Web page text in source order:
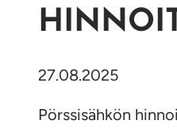
27.08.2025
Pörssisähkön